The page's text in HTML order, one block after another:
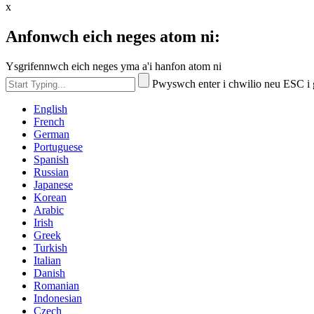
x
Anfonwch eich neges atom ni:
Ysgrifennwch eich neges yma a'i hanfon atom ni
Pwyswch enter i chwilio neu ESC i
English
French
German
Portuguese
Spanish
Russian
Japanese
Korean
Arabic
Irish
Greek
Turkish
Italian
Danish
Romanian
Indonesian
Czech